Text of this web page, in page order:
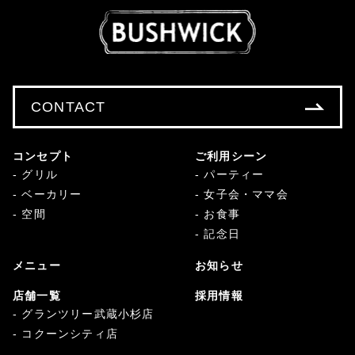
CONTACT
コンセプト
グリル
ベーカリー
空間
ご利用シーン
パーティー
女子会・ママ会
お食事
記念日
メニュー お知らせ
店舗一覧
グランツリー武蔵小杉店
コクーンシティ店
採用情報